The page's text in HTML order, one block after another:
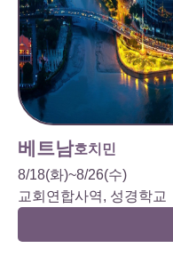
베트남호치민
8/18(화)~8/26(수)
교회연합사역, 성경학교